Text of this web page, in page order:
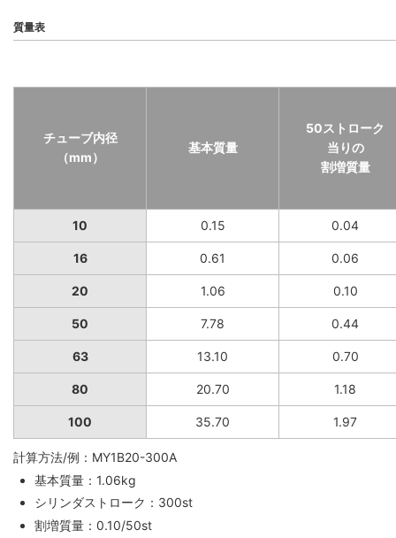
質量表
チューブ内径
（mm）
基本質量
50ストローク
当りの
割増質量
10 0.15 0.04
16 0.61 0.06
20 1.06 0.10
50 7.78 0.44
63 13.10 0.70
80 20.70 1.18
100 35.70 1.97
計算方法/例：MY1B20-300A
基本質量：1.06kg
シリンダストローク：300st
割増質量：0.10/50st